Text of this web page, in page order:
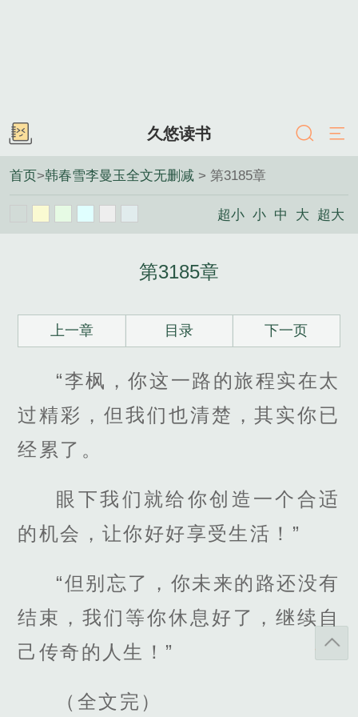
久悠读书
首页>韩春雪李曼玉全文无删减 > 第3185章
超小 小 中 大 超大
第3185章
上一章 目录 下一页
“李枫，你这一路的旅程实在太
过精彩，但我们也清楚，其实你已
经累了。
眼下我们就给你创造一个合适
的机会，让你好好享受生活！”
“但别忘了，你未来的路还没有
结束，我们等你休息好了，继续自
己传奇的人生！”
（全文完）